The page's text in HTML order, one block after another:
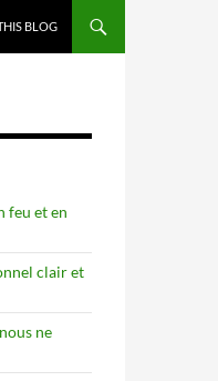
BLOG
feu et en
clair et
ne